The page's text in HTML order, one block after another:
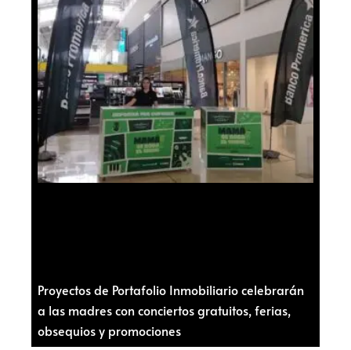
Proyectos de Portafolio Inmobiliario celebrarán
a las madres con conciertos gratuitos, ferias,
obsequios y promociones